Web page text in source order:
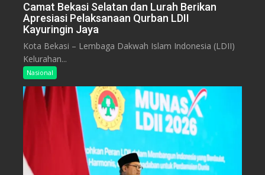
Camat Bekasi Selatan dan Lurah Berikan
Apresiasi Pelaksanaan Qurban LDII
Kayuringin Jaya
Kota Bekasi – Lembaga Dakwah Islam Indonesia (LDII)
Kelurahan...
Nasional